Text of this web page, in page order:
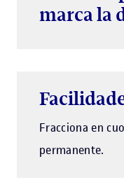
marca la
Fracciona en
permanente.